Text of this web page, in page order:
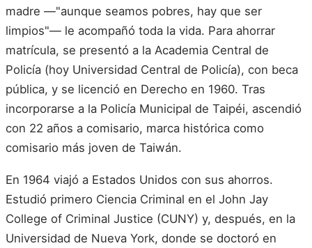
madre —"aunque seamos pobres, hay que ser
limpios"— le acompañó toda la vida. Para ahorrar
matrícula, se presentó a la Academia Central de
Policía (hoy Universidad Central de Policía), con beca
pública, y se licenció en Derecho en 1960. Tras
incorporarse a la Policía Municipal de Taipéi, ascendió
con 22 años a comisario, marca histórica como
comisario más joven de Taiwán.
En 1964 viajó a Estados Unidos con sus ahorros.
Estudió primero Ciencia Criminal en el John Jay
College of Criminal Justice (CUNY) y, después, en la
Universidad de Nueva York, donde se doctoró en